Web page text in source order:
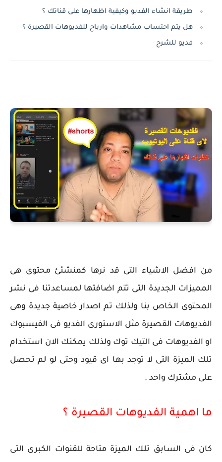
طريقة انشاء الفديو وكيفية اظهارها على قناتك ؟
هل يتم احتساب مشاهدات وارباح للفديوهات القصيرة ؟
فديو للشرح
من افضل الاشياء التى قد نرها كمنشئئ محتوى هى
المميزات الجديدة التى تتم اضافتها لمساعدتنا فى نشر
المحتوى الخاص بنا ولذلك تم اصدار خاصية جديدة وهى
الفديوهات القصيرة مثل الاستورى الفديو فى الفيسبوك
او الفديوهات فى التيك توك ولذلك يمكنك الان استخدام
تلك الميزة التى لا توجد بها اى قيود وحتى لو لم تحصل
على مشترك واحد .
ما اهمية الفديوهات القصيرة ؟
كان فى السابق تلك الميزة متاحة للقنوات الكبرى التى